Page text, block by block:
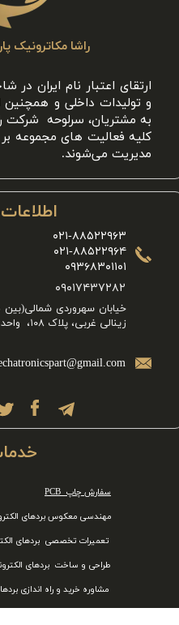
سفارش چاپ PCB
مهندسی معکوس بردهای
تعمیرات تخصصی بردهای
طراحی و ساخت بردهای
مشاوره خرید و راه اندازی
راشا مکاترونیک
ارتقای اعتبار نام ایران
و تولیدات داخلی و
به مشتریان، سرلوحه شرکت
کلیه فعالیت های مجموعه بر
مدیریت می‌شوند.
۰۲۱-۸۸۵۲۲۹۶۳
۰۲۱-۸۸۵۲۲۹۶۴
۰۹۳۶۸۳۰۱۱۰۱​
​۰۹۰۱۷۴۳۷۲۸۲
خیابان سهروردی
زینالی غربی، پلاک ۱۰۸، واحد ۱۱۰​​​​​​​​​​​​​​